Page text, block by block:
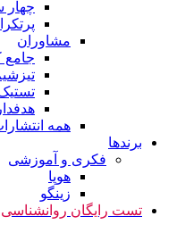
مشاوران
جامع
هدفدار
همه
برندها
فکری و آموزشی
هوپا
زینگو
تست رایگان روانشناسی